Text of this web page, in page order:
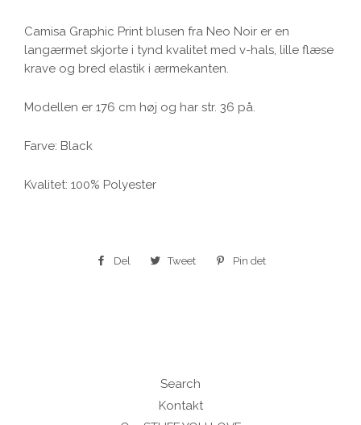
Camisa Graphic Print blusen fra Neo Noir er en
langærmet skjorte i tynd kvalitet med v-hals, lille flæse
krave og bred elastik i ærmekanten.
Modellen er 176 cm høj og har str. 36 på.
Farve: Black
Kvalitet: 100% Polyester
Del
Del
Tweet
Tweet
Pin det
Search
Kontakt